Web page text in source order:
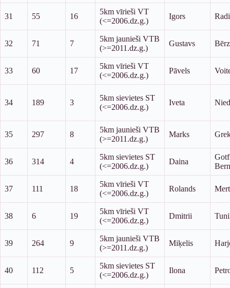
31 55 16
5km vīrieši VT
(<=2006.dz.g.)
Igors
32 71 7
5km jaunieši VTB
(>=2011.dz.g.)
Gustavs
33 60 17
5km vīrieši VT
(<=2006.dz.g.)
Pāvels
34 189 3
5km sievietes ST
(<=2006.dz.g.)
Iveta
35 297 8
5km jaunieši VTB
(>=2011.dz.g.)
Marks
36 314 4
5km sievietes ST
(<=2006.dz.g.)
Daina
37 111 18
5km vīrieši VT
(<=2006.dz.g.)
Rolands
38 6 19
5km vīrieši VT
(<=2006.dz.g.)
Dmitrii
39 264 9
5km jaunieši VTB
(>=2011.dz.g.)
Miķelis
40 112 5
5km sievietes ST
(<=2006.dz.g.)
Ilona